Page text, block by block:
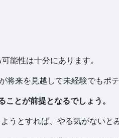
能性は十分にあります。
来を見越して未経験でもポ
とが前提となるでしょう。
うとすれば、やる気がないと